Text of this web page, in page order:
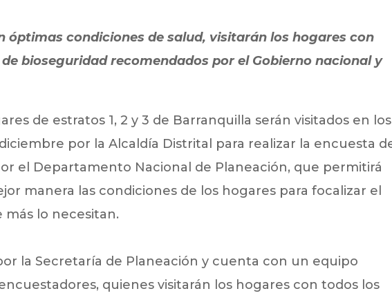
óptimas condiciones de salud, visitarán los hogares con
bioseguridad recomendados por el Gobierno nacional y
de estratos 1, 2 y 3 de Barranquilla serán visitados en los
por la Alcaldía Distrital para realizar la encuesta
el Departamento Nacional de Planeación, que permitirá
manera las condiciones de los hogares para focalizar el
más lo necesitan.
la Secretaría de Planeación y cuenta con un equipo
quienes visitarán los hogares con todos los